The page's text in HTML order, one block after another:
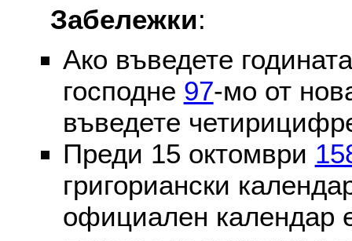
Забележки:
Ако въведете
господне 97-мо от
въведете
Преди 15 октомври
григориански
официален календар